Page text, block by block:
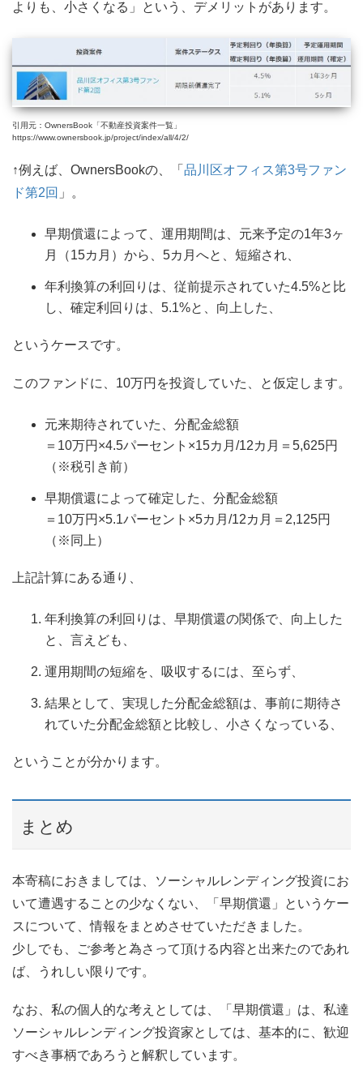
よりも、小さくなる」という、デメリットがあります。
引用元：OwnersBook「不動産投資案件一覧」
https://www.ownersbook.jp/project/index/all/4/2/
↑例えば、OwnersBookの、「 品川区オフィス第3号ファン
ド第2回 」。
早期償還によって、運用期間は、元来予定の1年3ヶ
月（15カ月）から、5カ月へと、短縮され、
年利換算の利回りは、従前提示されていた4.5%と比
し、確定利回りは、5.1%と、向上した、
というケースです。
このファンドに、10万円を投資していた、と仮定します。
元来期待されていた、分配金総額
＝10万円×4.5パーセント×15カ月/12カ月＝5,625円
（※税引き前）
早期償還によって確定した、分配金総額
＝10万円×5.1パーセント×5カ月/12カ月＝2,125円
（※同上）
上記計算にある通り、
年利換算の利回りは、早期償還の関係で、向上した
と、言えども、
運用期間の短縮を、吸収するには、至らず、
結果として、実現した分配金総額は、事前に期待さ
れていた分配金総額と比較し、小さくなっている、
ということが分かります。
まとめ
本寄稿におきましては、ソーシャルレンディング投資にお
いて遭遇することの少なくない、「早期償還」というケー
スについて、情報をまとめさせていただきました。
少しでも、ご参考と為さって頂ける内容と出来たのであれ
ば、うれしい限りです。
なお、私の個人的な考えとしては、「早期償還」は、私達
ソーシャルレンディング投資家としては、基本的に、歓迎
すべき事柄であろうと解釈しています。